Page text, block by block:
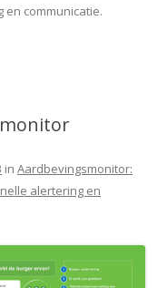
communicatie.
in Aardbevingsmonitor:
alertering en